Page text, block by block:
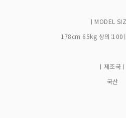
ㅣMODEL
178cm 65kg 상의
ㅣ제조국ㅣ
국산